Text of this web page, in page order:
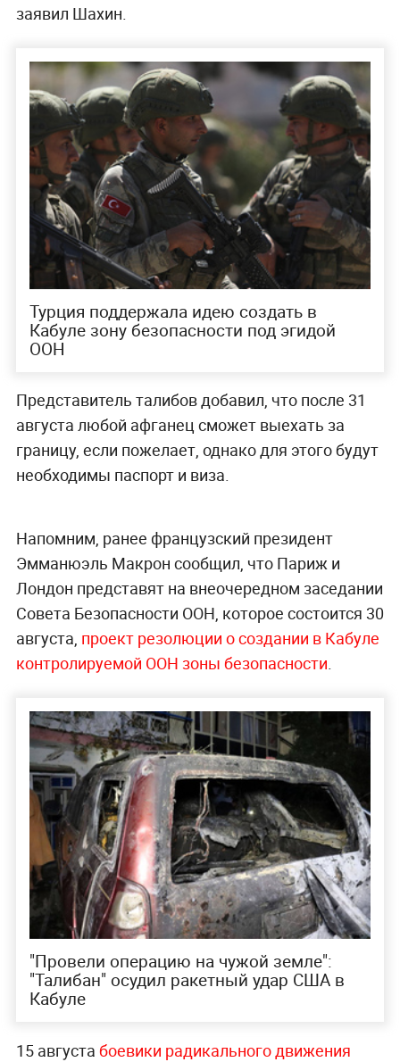
заявил Шахин.
Турция поддержала идею создать в
Кабуле зону безопасности под эгидой
ООН
Представитель талибов добавил, что после 31
августа любой афганец сможет выехать за
границу, если пожелает, однако для этого будут
необходимы паспорт и виза.
Напомним, ранее французский президент
Эмманюэль Макрон сообщил, что Париж и
Лондон представят на внеочередном заседании
Совета Безопасности ООН, которое состоится 30
августа, проект резолюции о создании в Кабуле
контролируемой ООН зоны безопасности.
"Провели операцию на чужой земле":
"Талибан" осудил ракетный удар США в
Кабуле
15 августа боевики радикального движения